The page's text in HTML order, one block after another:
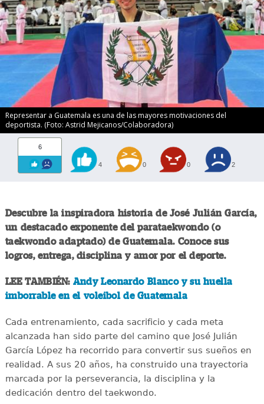
Representar a Guatemala es una de las mayores motivaciones del
deportista. (Foto: Astrid Mejicanos/Colaboradora)
6
4 0 0 2
Descubre la inspiradora historia de José Julián García,
un destacado exponente del parataekwondo (o
taekwondo adaptado) de Guatemala. Conoce sus
logros, entrega, disciplina y amor por el deporte.
LEE TAMBIÉN: Andy Leonardo Blanco y su huella
imborrable en el voleibol de Guatemala
Cada entrenamiento, cada sacrificio y cada meta
alcanzada han sido parte del camino que José Julián
García López ha recorrido para convertir sus sueños en
realidad. A sus 20 años, ha construido una trayectoria
marcada por la perseverancia, la disciplina y la
dedicación dentro del taekwondo.